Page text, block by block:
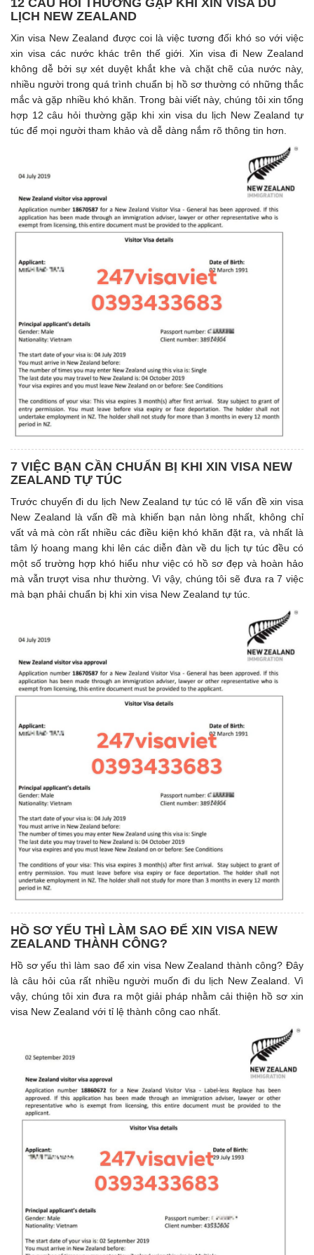
12 CÂU HỎI THƯỜNG GẶP KHI XIN VISA DU
LỊCH NEW ZEALAND
Xin visa New Zealand được coi là việc tương đối khó so với việc
xin visa các nước khác trên thế giới. Xin visa đi New Zealand
không dễ bởi sự xét duyệt khắt khe và chặt chẽ của nước này,
nhiều người trong quá trình chuẩn bị hồ sơ thường có những thắc
mắc và gặp nhiều khó khăn. Trong bài viết này, chúng tôi xin tổng
hợp 12 câu hỏi thường gặp khi xin visa du lịch New Zealand tự
túc để mọi người tham khảo và dễ dàng nắm rõ thông tin hơn.
7 VIỆC BẠN CẦN CHUẨN BỊ KHI XIN VISA NEW
ZEALAND TỰ TÚC
Trước chuyến đi du lịch New Zealand tự túc có lẽ vấn đề xin visa
New Zealand là vấn đề mà khiến bạn nản lòng nhất, không chỉ
vất vả mà còn rất nhiều các điều kiện khó khăn đặt ra, và nhất là
tâm lý hoang mang khi lên các diễn đàn về du lịch tự túc đều có
một số trường hợp khó hiểu như việc có hồ sơ đẹp và hoàn hảo
mà vẫn trượt visa như thường. Vì vậy, chúng tôi sẽ đưa ra 7 việc
mà bạn phải chuẩn bị khi xin visa New Zealand tự túc.
HỒ SƠ YẾU THÌ LÀM SAO ĐỂ XIN VISA NEW
ZEALAND THÀNH CÔNG?
Hồ sơ yếu thì làm sao để xin visa New Zealand thành công? Đây
là câu hỏi của rất nhiều người muốn đi du lịch New Zealand. Vì
vậy, chúng tôi xin đưa ra một giải pháp nhằm cải thiện hồ sơ xin
visa New Zealand với tỉ lệ thành công cao nhất.